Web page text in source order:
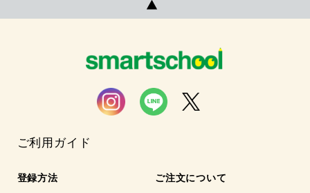
ご利用ガイド
登録方法 ご注文について